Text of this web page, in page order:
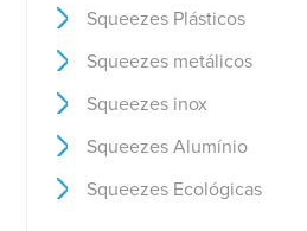
Squeezes Plásticos
Squeezes metálicos
Squeezes inox
Squeezes Alumínio
Squeezes Ecológicas